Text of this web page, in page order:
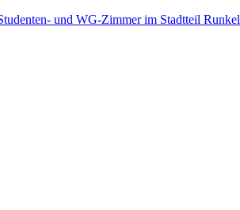
und WG-Zimmer im Stadtteil Runkel